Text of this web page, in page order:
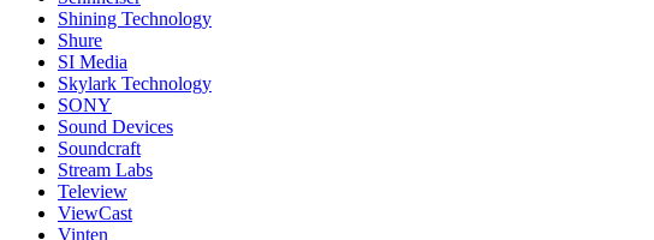
Shining Technology
Shure
SI Media
Skylark Technology
SONY
Sound Devices
Soundcraft
Stream Labs
Teleview
ViewCast
Vinten